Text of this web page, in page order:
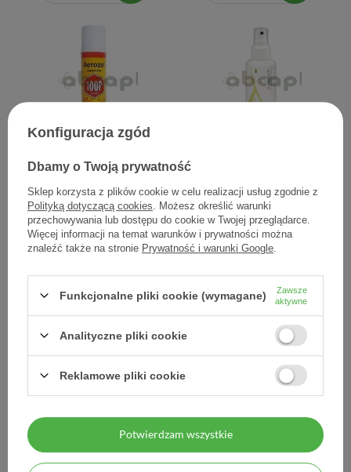
owadom, 75 ml
17,36 zł
0,23 zł / szt.
58,90 zł
0,59 zł / szt.
Control, balsam emolient,
200 ml
Control, balsam emolient,
400 ml
Konfiguracja zgód
Dbamy o Twoją prywatność
Sklep korzysta z plików cookie w celu realizacji usług zgodnie z
Polityką dotyczącą cookies . Możesz określić warunki
przechowywania lub dostępu do cookie w Twojej przeglądarce.
Więcej informacji na temat warunków i prywatności można
znaleźć także na stronie Prywatność i warunki Google
Funkcjonalne pliki cookie (wymagane)
Zawsze
aktywne
Analityczne pliki cookie
Reklamowe pliki cookie
Potwierdzam wszystkie